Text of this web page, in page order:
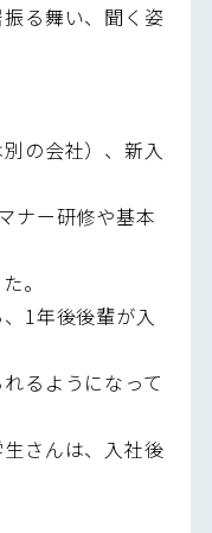
る舞い、聞く姿
の会社）、新入
ナー研修や基本
。
1年後後輩が入
るようになって
さんは、入社後